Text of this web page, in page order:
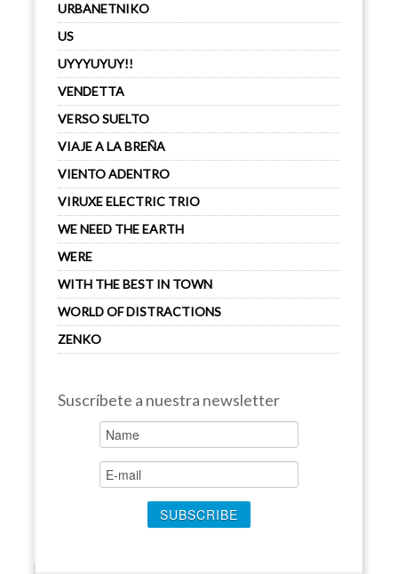
URBANETNIKO
US
UYYYUYUY!!
VENDETTA
VERSO SUELTO
VIAJE A LA BREÑA
VIENTO ADENTRO
VIRUXE ELECTRIC TRIO
WE NEED THE EARTH
WERE
WITH THE BEST IN TOWN
WORLD OF DISTRACTIONS
ZENKO
Suscríbete a nuestra newsletter